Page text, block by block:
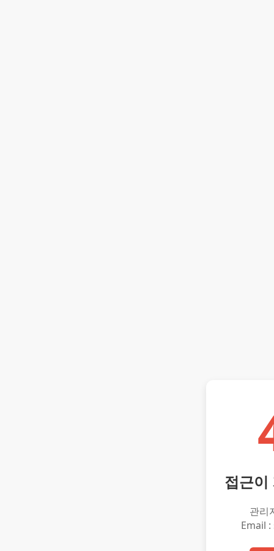
접근이
관리
Email